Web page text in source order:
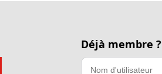
Déjà membre ?